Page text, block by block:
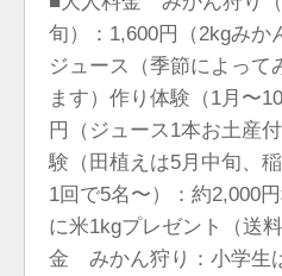
旬）：1,600円（2kgみ
ジュース（季節によって
ます）作り体験（1月〜
円（ジュース1本お土産
験（田植えは5月中旬、
1回で5名〜）：約2,000
に米1kgプレゼント（
金 みかん狩り：小学生